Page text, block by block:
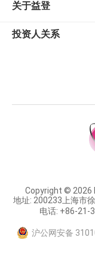
关于益登
投资人关系
Copyright © 2026
地址: 200233上海市
电话: +86-21-
沪公网安备